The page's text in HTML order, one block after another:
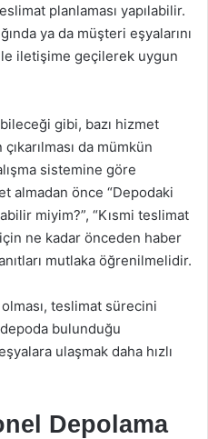
planlaması yapılabilir.
ya da müşteri eşyalarını
iletişime geçilerek uygun
gibi, bazı hizmet
da mümkün
sistemine göre
almadan önce “Depodaki
miyim?”, “Kısmi teslimat
ne kadar önceden haber
mutlaka öğrenilmelidir.
teslimat sürecini
bulunduğu
ulaşmak daha hızlı
Depolama